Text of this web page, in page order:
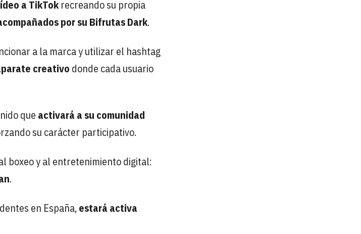
a TikTokrecreando su propia
por su Bifrutas Dark.
a la marca y utilizar el hashtag
creativo donde cada usuario
que activará a su comunidad
su carácter participativo.
boxeo y al entretenimiento digital:
.
en España,estará activa